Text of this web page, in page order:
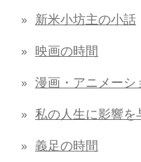
新米小坊主の小話
映画の時間
漫画・アニメーシ
私の人生に影響を
義足の時間